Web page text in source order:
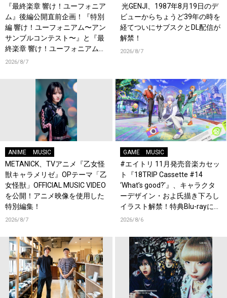
『最終楽章 響け！ユーフォニア
ム』後編公開直前企画！『特別
編 響け！ユーフォニアム〜アン
サンブルコンテスト〜』と『最
終楽章 響け！ユーフォニアム』
前編の一挙上映が決定！
2026/8/7
光GENJI、1987年8月19日のデ
ビューからちょうど39年の時を
経てついにサブスクとDL配信が
解禁！
2026/8/7
ANIME MUSIC
METANICK、TVアニメ『乙女怪
獣キャラメリゼ』OPテーマ「乙
女怪獣」OFFICIAL MUSIC VIDEO
を公開！アニメ映像を使用した
特別編集！
2026/8/7
GAME MUSIC
#エイトリ 11月発売音楽カセッ
ト『18TRIP Cassette #14
‘What’s good?’』、キャラクタ
ーデザイン・およ氏描き下ろし
イラスト解禁！特典Blu-rayには
『HAMAツアーズ全体会議』が
2026/8/6